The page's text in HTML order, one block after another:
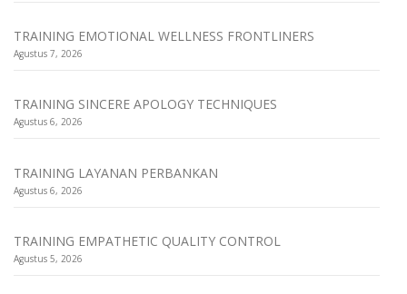
TRAINING EMOTIONAL WELLNESS FRONTLINERS
Agustus 7, 2026
TRAINING SINCERE APOLOGY TECHNIQUES
Agustus 6, 2026
TRAINING LAYANAN PERBANKAN
Agustus 6, 2026
TRAINING EMPATHETIC QUALITY CONTROL
Agustus 5, 2026